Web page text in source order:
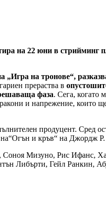
на 22 юни в стрийминг
на тронове“,
прераства в
фаза. Сега, когато
и напрежение, които
продуцент. Сред
и кръв“ на Джордж
Мизуно, Рис Ифанс,
Либърти, Гейл Ранкин,